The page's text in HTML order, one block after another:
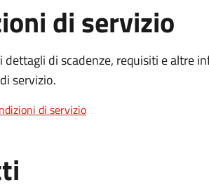
di servizio
dettagli di scadenze, requisiti e altre
servizio.
di servizio